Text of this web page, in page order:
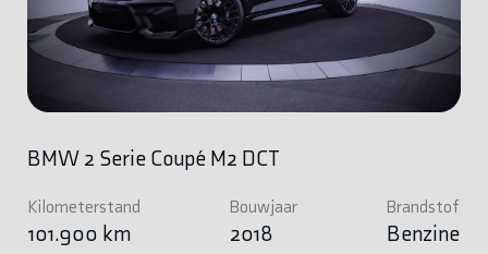
BMW 2 Serie Coupé M2 DCT
Kilometerstand
101.900 km
Bouwjaar
2018
Brandstof
Benzine